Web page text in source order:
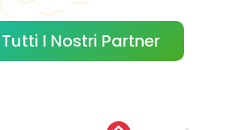
I Nostri Partner